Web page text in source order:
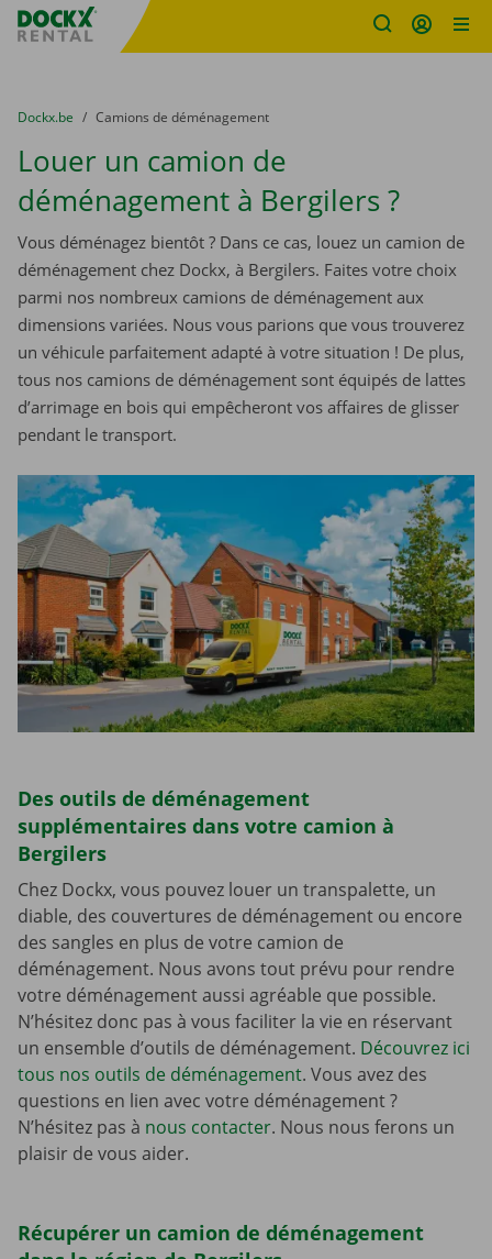
sitename
You are here:
du
Dockx.be to
Camions de déménagement
Louer un camion de
déménagement à Bergilers ?
Vous déménagez bientôt ? Dans ce cas, louez un camion de
déménagement chez Dockx, à Bergilers. Faites votre choix
parmi nos nombreux camions de déménagement aux
dimensions variées. Nous vous parions que vous trouverez
un véhicule parfaitement adapté à votre situation ! De plus,
tous nos camions de déménagement sont équipés de lattes
d’arrimage en bois qui empêcheront vos affaires de glisser
pendant le transport.
Des outils de déménagement
supplémentaires dans votre camion à
Bergilers
Chez Dockx, vous pouvez louer un transpalette, un
diable, des couvertures de déménagement ou encore
des sangles en plus de votre camion de
déménagement. Nous avons tout prévu pour rendre
votre déménagement aussi agréable que possible.
N’hésitez donc pas à vous faciliter la vie en réservant
un ensemble d’outils de déménagement. Découvrez ici
tous nos outils de déménagement. Vous avez des
questions en lien avec votre déménagement ?
N’hésitez pas à nous contacter. Nous nous ferons un
plaisir de vous aider.
Récupérer un camion de déménagement